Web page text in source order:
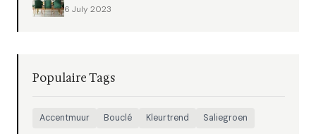
6 July 2023
Populaire Tags
Accentmuur Bouclé Kleurtrend Saliegroen